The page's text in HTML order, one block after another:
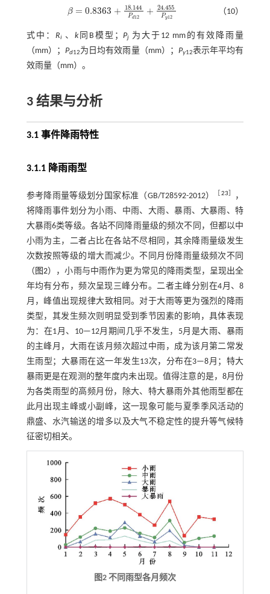
β = 0.8363 + 18.144
Pd12
+ 24.455
Py12
β= 0.8363+18.144Pd12 +24.455Py （10）
式中： Ri、 k同B模型； Pj
为大于12 mm的有效降雨量
（mm）； Pd12为日均有效雨量（mm）； Py12表示年平均有
效雨量（mm）。
3 结果与分析
3.1 事件降雨特性
3.1.1 降雨雨型
参考降雨量等级划分国家标准（GB/T28592-2012） 23
，
将降雨事件划分为小雨、中雨、大雨、暴雨、大暴雨、特
大暴雨6类等级。各站不同降雨量级的频次不同，但都以中
小雨为主，二者占比在各站不尽相同，其余降雨量级发生
次数按照等级的增大而减少。不同月份降雨量级频次不同
（ 图2），小雨与中雨作为更为常见的降雨类型，呈现出全
年均有分布，频次呈现三峰分布。二者主峰分别在4月、8
月，峰值出现规律大致相同。对于大雨等更为强烈的降雨
类型，其发生频次则明显受到季节因素的影响，具体表现
为：在1月、10—12月期间几乎不发生，5月是大雨、暴雨
的主峰月，大雨在该月频次超过中雨，成为该月第二常发
生雨型；大暴雨在这一年发生13次，分布在3—8月；特大
暴雨更是在观测的整年度内未出现。值得注意的是，8月份
为各类雨型的高频月份，除大、特大暴雨外其他雨型都在
此月出现主峰或小副峰，这一现象可能与夏季季风活动的
鼎盛、水汽输送的增多以及大气不稳定性的提升等气候特
征密切相关。
图2 不同雨型各月频次